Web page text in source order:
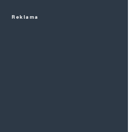
Reklama